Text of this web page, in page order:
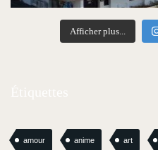
Afficher plus...
amour anime art